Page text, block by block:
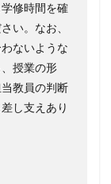
修時間を確
い。なお、
ないような
授業の形
教員の判断
し支えあり